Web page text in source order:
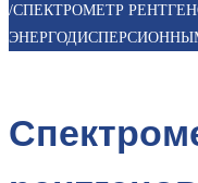
/СПЕКТРОМЕТР